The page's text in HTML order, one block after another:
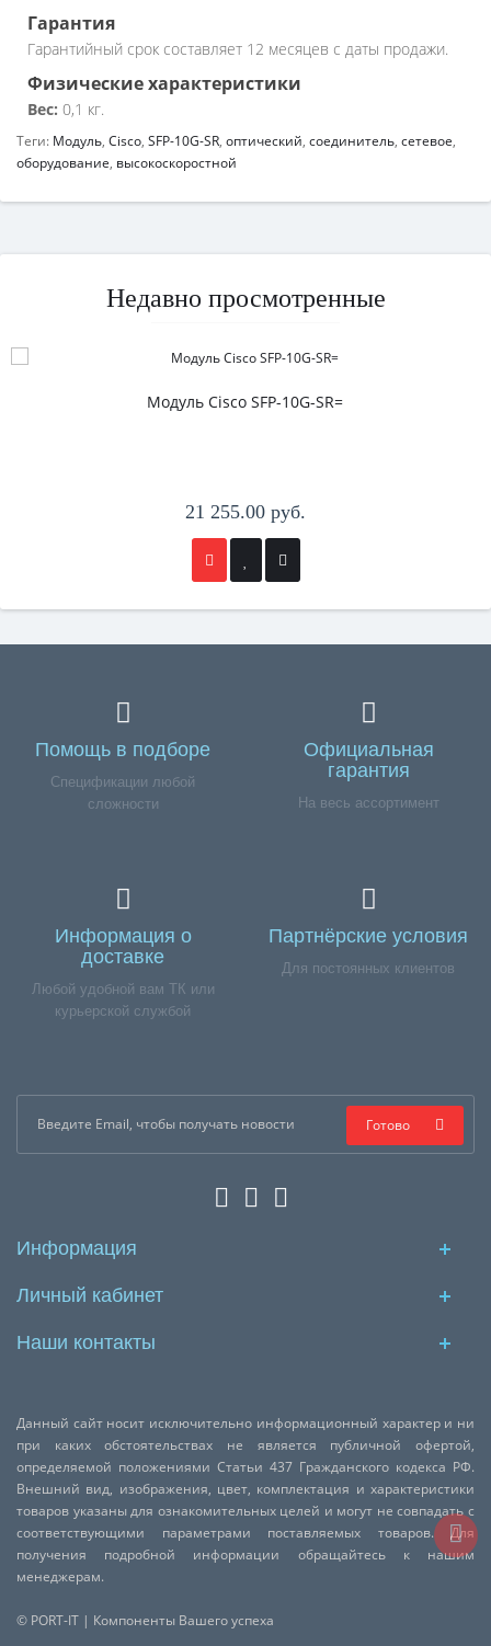
Гарантия
Гарантийный срок составляет 12 месяцев с даты продажи.
Физические характеристики
Вес: 0,1 кг.
Теги: Модуль, Cisco, SFP-10G-SR, оптический, соединитель, сетевое,
оборудование, высокоскоростной
Недавно просмотренные
Модуль Cisco SFP-10G-SR=
21 255.00 руб.
Помощь в подборе
Спецификации любой
сложности
Официальная
гарантия
На весь ассортимент
Информация о
доставке
Любой удобной вам ТК или
курьерской службой
Партнёрские условия
Для постоянных клиентов
Готово
Информация
Личный кабинет
Наши контакты
Данный сайт носит исключительно информационный характер и ни
при каких обстоятельствах не является публичной офертой,
определяемой положениями Статьи 437 Гражданского кодекса РФ.
Внешний вид, изображения, цвет, комплектация и характеристики
товаров указаны для ознакомительных целей и могут не совпадать с
соответствующими параметрами поставляемых товаров. Для
получения подробной информации обращайтесь к нашим
менеджерам.
© PORT-IT | Компоненты Вашего успеха